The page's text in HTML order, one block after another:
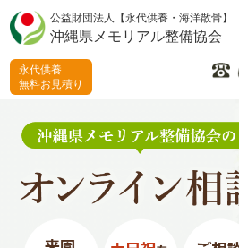
公益財団法人【永代供養・海洋散骨】
沖縄県メモリアル整備協会
永代供養
無料お見積り